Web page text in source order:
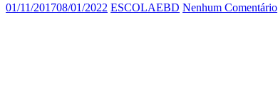
01/11/201708/01/2022 ESCOLAEBD Nenhum Comentário